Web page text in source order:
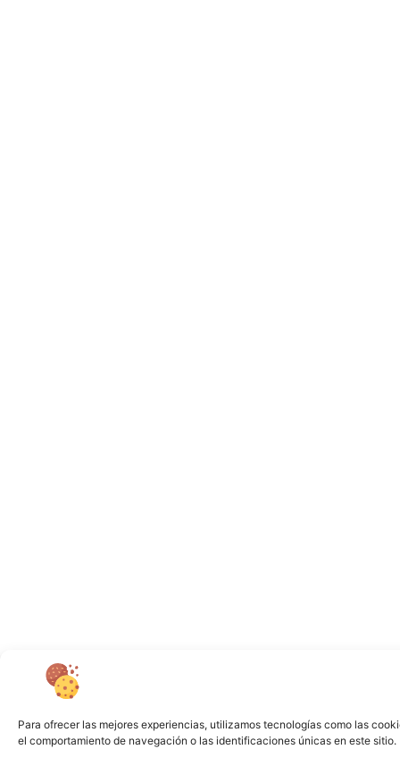
Para ofrecer las mejores experiencias, utilizamos tecnologías como las
el comportamiento de navegación o las identificaciones únicas en este